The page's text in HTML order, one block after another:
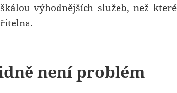
výhodnějších služeb, než které
není problém